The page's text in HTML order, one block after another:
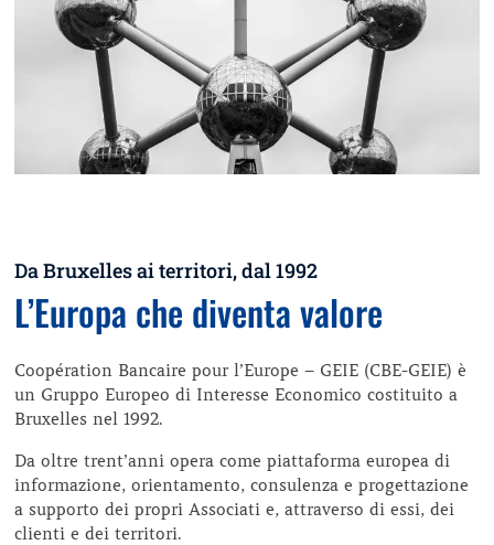
Da Bruxelles ai territori, dal 1992
L’Europa che diventa valore
Coopération Bancaire pour l’Europe – GEIE (CBE-GEIE) è
un Gruppo Europeo di Interesse Economico costituito a
Bruxelles nel 1992.
Da oltre trent’anni opera come piattaforma europea di
informazione, orientamento, consulenza e progettazione
a supporto dei propri Associati e, attraverso di essi, dei
clienti e dei territori.